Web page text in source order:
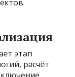
этап
расчёт